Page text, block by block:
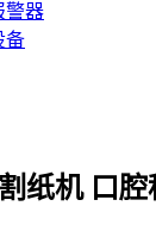
警器
备
纸机 口